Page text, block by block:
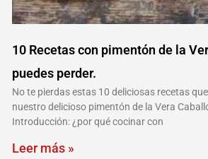
10 Recetas con pimentón de la
puedes perder.
No te pierdas estas 10 deliciosas recetas
nuestro delicioso pimentón de la Vera
Introducción: ¿por qué cocinar con
Leer más »